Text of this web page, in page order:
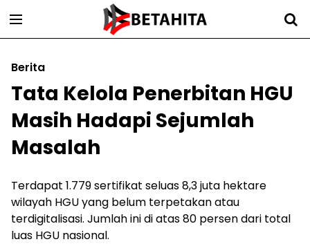
Berita
Tata Kelola Penerbitan HGU
Masih Hadapi Sejumlah
Masalah
Terdapat 1.779 sertifikat seluas 8,3 juta hektare
wilayah HGU yang belum terpetakan atau
terdigitalisasi. Jumlah ini di atas 80 persen dari total
luas HGU nasional.